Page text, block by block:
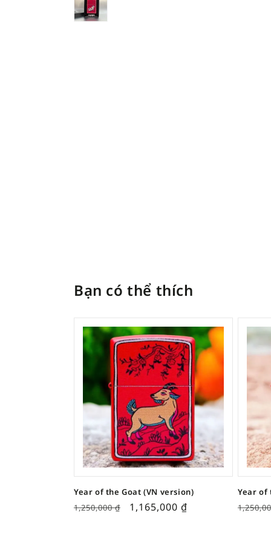
Bạn có thể thích
Year of the Goat (VN version)
1,250,000₫ 1,165,000 ₫
Year of